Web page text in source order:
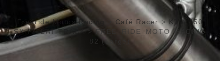
Freeride Motos Racing Café Racer>KTM 450
SX-F FLAT TRACK>FREE_RIDE_MOTO_RACING
82 (Large)